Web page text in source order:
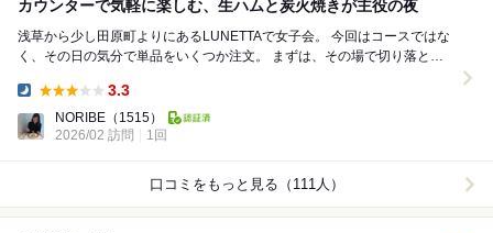
カウンターで気軽に楽しむ、生ハムと炭火焼きが主役の夜
浅草から少し田原町よりにあるLUNETTAで女子会。 今回はコースではな
く、その日の気分で単品をいくつか注文。 まずは、その場で切り落とし
3.3
NORIBE （1515）
2026/02 訪問
1回
口コミをもっと見る（111人）